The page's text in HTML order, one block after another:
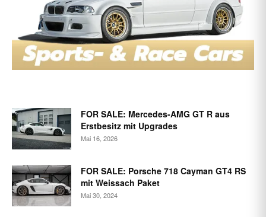
FOR SALE: Mercedes-AMG GT R aus
Erstbesitz mit Upgrades
Mai 16, 2026
FOR SALE: Porsche 718 Cayman GT4 RS
mit Weissach Paket
Mai 30, 2024